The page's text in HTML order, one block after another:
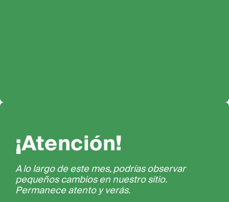
¡Atención!
A lo largo de este mes, podrías observar
pequeños cambios en nuestro sitio.
Permanece atento y verás.